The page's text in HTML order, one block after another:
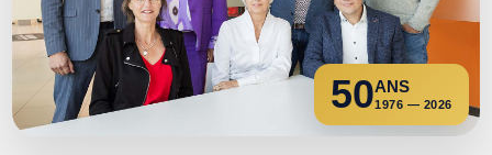
50ANS
1976 — 2026